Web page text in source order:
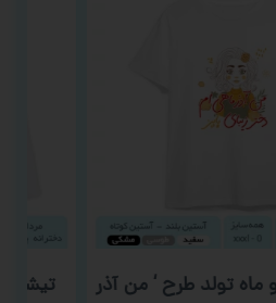
تولد طرح ‘ من آذر
تیشرت